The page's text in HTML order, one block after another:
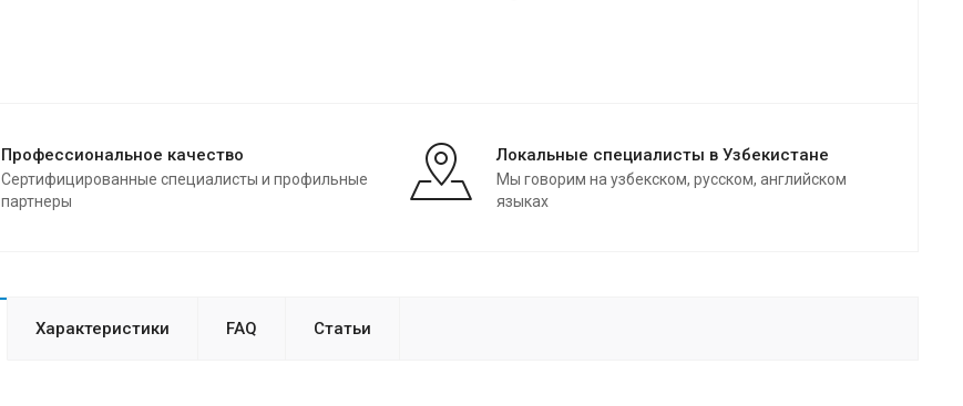
Профессиональное качество
Сертифицированные специалисты и профильные
партнеры
Локальные специалисты в Узбекистане
Мы говорим на узбекском, русском, английском
языках
Характеристики FAQ Статьи